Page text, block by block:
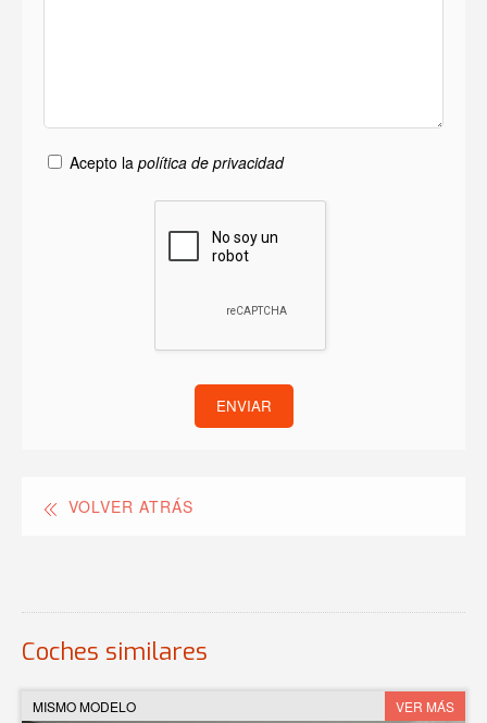
Acepto la política de privacidad
ENVIAR
VOLVER ATRÁS
Coches similares
MISMO MODELO VER MÁS